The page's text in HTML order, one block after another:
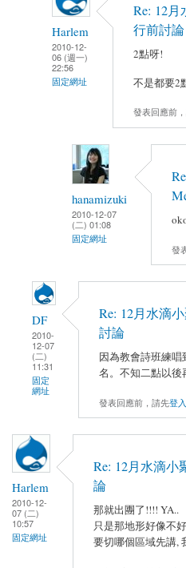
Harlem
2010-12-
06 (週一)
22:56
固定網址
Re: 12月
行前討論
2點呀!
不是都要2
發表回應前
hanamizuki
2010-12-07
(二) 01:08
固定網址
發
DF
2010-
12-07
(二)
11:31
固定
網址
Re: 12月水滴
討論
因為教會詩班練
名。不知二點以後
發表回應前，請先登入
Harlem
2010-12-
07 (二)
10:57
固定網址
Re: 12月水滴小
論
那就出團了!!!! YA..
只是那地形好像不
要切哪個區域先講,